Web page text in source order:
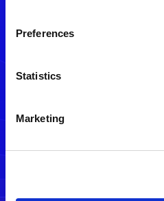
Preferences
Statistics
Marketing
メルマガ配信停止